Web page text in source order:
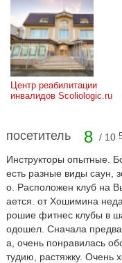
Центр реабилитации
инвалидов Scoliologic.ru
посетитель 8 / 10
Инструкторы опытные.
есть разные виды саун,
о. Расположен клуб на
ается. от Хошимина
рошие фитнес клубы в
одошел. Сначала
а, очень понравилась
тудию, растяжку. Очень